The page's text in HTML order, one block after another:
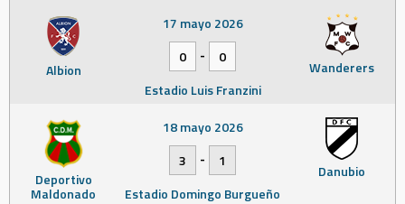
Albion Wanderers
17 mayo 2026
0
-
0
Estadio Luis Franzini
Deportivo
Maldonado
Danubio
18 mayo 2026
3
-
1
Estadio Domingo Burgueño